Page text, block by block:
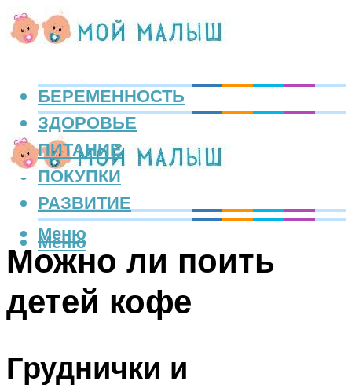
БЕРЕМЕННОСТЬ
ЗДОРОВЬЕ
ПИТАНИЕ
ПОКУПКИ
РАЗВИТИЕ
Меню
Меню
Можно ли поить
детей кофе
Груднички и